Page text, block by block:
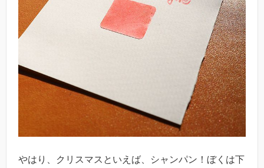
やはり、クリスマスといえば、シャンパン！ぼくは下